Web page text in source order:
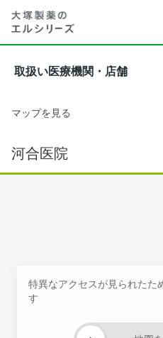
取扱い医療機関・店舗
マップを見る
河合医院
特異なアクセスが見られたた
す